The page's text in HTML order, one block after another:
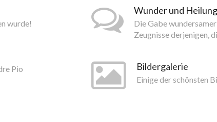
wurde!
Pio
Wunder und
Die Gabe
Zeugnisse derjenigen,
Bildergalerie
Einige der schönsten